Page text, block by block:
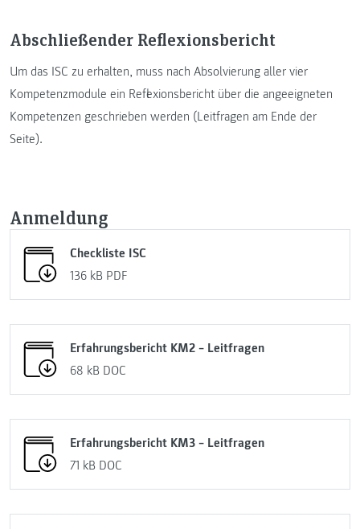
Abschließender Reflexionsbericht
Um das ISC zu erhalten, muss nach Absolvierung aller vier
Kompetenzmodule ein Reflexionsbericht über die angeeigneten
Kompetenzen geschrieben werden (Leitfragen am Ende der
Seite).
Anmeldung
Checkliste ISC
136 kB PDF
Erfahrungsbericht KM2 – Leitfragen
68 kB DOC
Erfahrungsbericht KM3 – Leitfragen
71 kB DOC